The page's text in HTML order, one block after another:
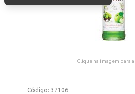
Clique na imagem para
Código:37106